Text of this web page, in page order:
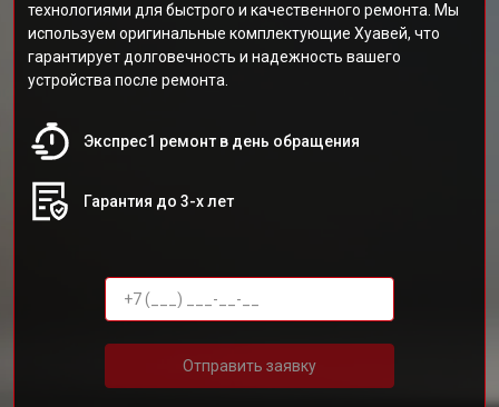
технологиями для быстрого и качественного ремонта. Мы
используем оригинальные комплектующие Хуавей, что
гарантирует долговечность и надежность вашего
устройства после ремонта.
Экспрес1 ремонт в день обращения
Гарантия до 3-х лет
Отправить заявку